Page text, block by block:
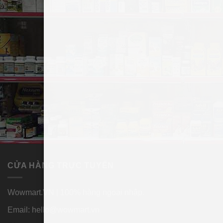
Thành phần:
Thành phần
Okinawa), Reishi mycelia extract/ xanthan gum.
–Được chiết xuất từ rong biển Okinawa Mozuku.
Thành phần dinh dưỡng trong mỗi gói 100ml
Energy 5kcal, Protein 0.1g, Fat 0g, Carbohydrate 1.2g,
Salt Equivalent 0.09g.
CỬA HÀNG TRỰC TUYẾN
Wowmart.VN | 100% hàng ngoại nhập.
Email: hello@wowmart.vn